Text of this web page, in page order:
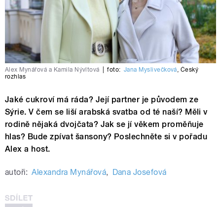
Alex Mynářová a Kamila Nývltová foto: Jana Myslivečková, Český
rozhlas
Jaké cukroví má ráda? Její partner je původem ze
Sýrie. V čem se liší arabská svatba od té naší? Měli v
rodině nějaká dvojčata? Jak se jí věkem proměňuje
hlas? Bude zpívat šansony? Poslechněte si v pořadu
Alex a host.
autoři: Alexandra Mynářová, Dana Josefová